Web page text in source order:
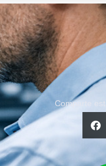
Comparte